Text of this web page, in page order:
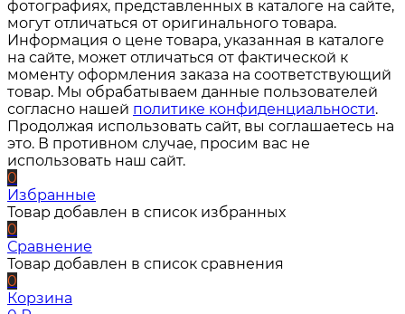
фотографиях, представленных в каталоге на сайте,
могут отличаться от оригинального товара.
Информация о цене товара, указанная в каталоге
на сайте, может отличаться от фактической к
моменту оформления заказа на соответствующий
товар. Мы обрабатываем данные пользователей
согласно нашей политике конфиденциальности.
Продолжая использовать сайт, вы соглашаетесь на
это. В противном случае, просим вас не
использовать наш сайт.
0
Избранные
Товар добавлен в список избранных
0
Сравнение
Товар добавлен в список сравнения
0
Корзина